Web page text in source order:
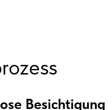
wir werden